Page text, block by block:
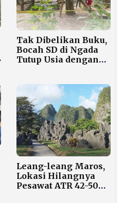
Tak Dibelikan Buku,
Bocah SD di Ngada
Tutup Usia dengan
Leang-leang Maros,
Lokasi Hilangnya
Pesawat ATR 42-500